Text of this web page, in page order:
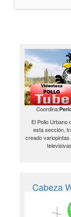
Coordina:
El Pollo Urbano
esta sección,
creado variopintas
Cabeza